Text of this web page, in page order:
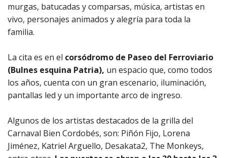
murgas, batucadas y comparsas, música, artistas en
vivo, personajes animados y alegría para toda la
familia.
La cita es en el corsódromo de Paseo del Ferroviario
(Bulnes esquina Patria), un espacio que, como todos
los años, cuenta con un gran escenario, iluminación,
pantallas led y un importante arco de ingreso.
Algunos de los artistas destacados de la grilla del
Carnaval Bien Cordobés, son: Piñón Fijo, Lorena
Jiménez, Katriel Arguello, Desakata2, The Monkeys,